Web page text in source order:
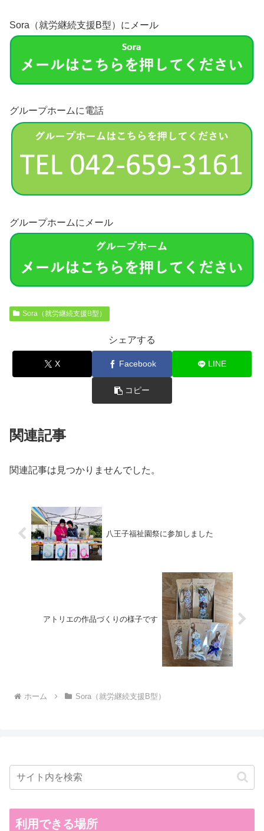
Sora（就労継続支援B型）にメール
グループホームに電話
グループホームにメール
Sora（就労継続支援B型）
シェアする
X Facebook LINE
コピー
関連記事
関連記事は見つかりませんでした。
八王子福祉園祭に参加しました
アトリエの作品づくりの様子です
ホーム Sora（就労継続支援B型）
利用できる場所